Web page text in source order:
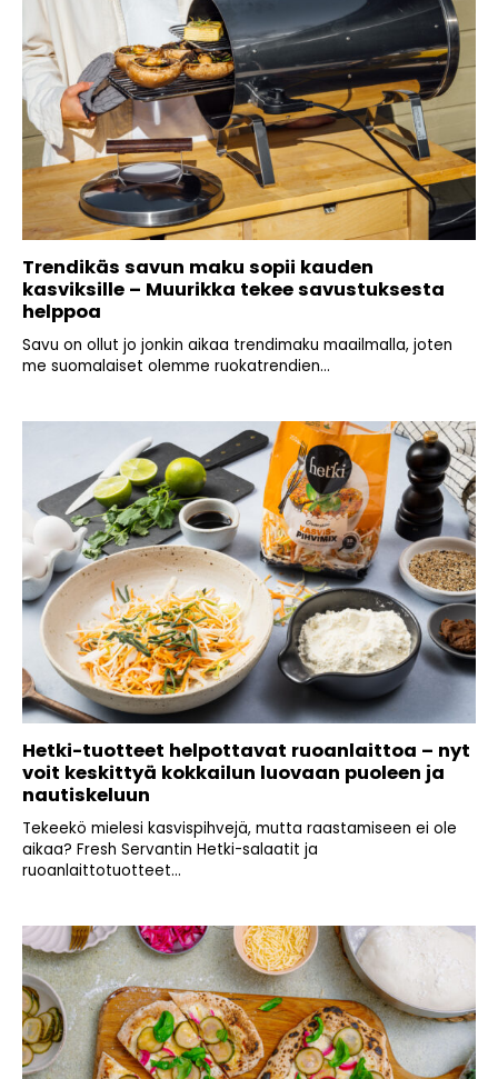
Trendikäs savun maku sopii kauden
kasviksille – Muurikka tekee savustuksesta
helppoa
Savu on ollut jo jonkin aikaa trendimaku maailmalla, joten
me suomalaiset olemme ruokatrendien...
Hetki-tuotteet helpottavat ruoanlaittoa – nyt
voit keskittyä kokkailun luovaan puoleen ja
nautiskeluun
Tekeekö mielesi kasvispihvejä, mutta raastamiseen ei ole
aikaa? Fresh Servantin Hetki-salaatit ja
ruoanlaittotuotteet...